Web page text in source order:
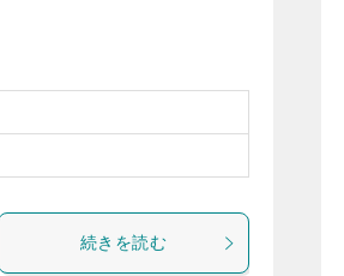
続きを読む